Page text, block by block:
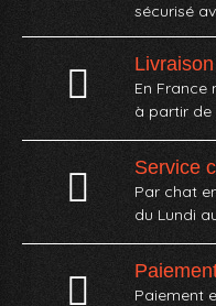
sécurisé
En France
à partir de
Service
Par chat
du Lundi
Paiement